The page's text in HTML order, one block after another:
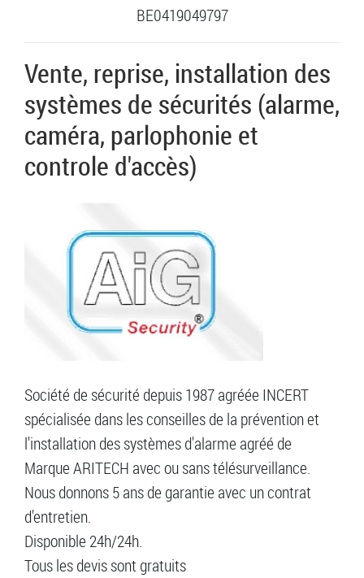
BE0419049797
Vente, reprise, installation des
systèmes de sécurités (alarme,
caméra, parlophonie et
controle d'accès)
Société de sécurité depuis 1987 agréée INCERT
spécialisée dans les conseilles de la prévention et
l'installation des systèmes d'alarme agréé de
Marque ARITECH avec ou sans télésurveillance.
Nous donnons 5 ans de garantie avec un contrat
d'entretien.
Disponible 24h/24h.
Tous les devis sont gratuits